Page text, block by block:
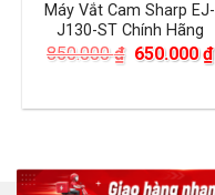
Máy Vắt Cam Sharp EJ-
J130-ST Chính Hãng
850.000₫ Giá
850.000 ₫.
650.000₫